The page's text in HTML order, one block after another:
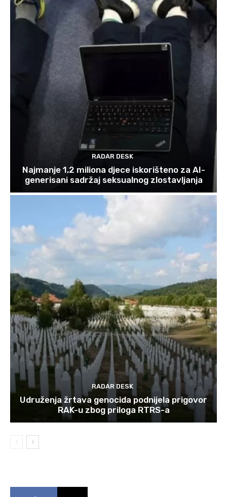
RADAR DESK
Najmanje 1,2 miliona djece iskorišteno za AI-
generisani sadržaj seksualnog zlostavljanja
RADAR DESK
Udruženja žrtava genocida podnijela prigovor
RAK-u zbog priloga RTRS-a